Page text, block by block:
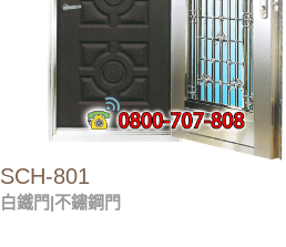
SCH-801
白鐵門|不鏽鋼門